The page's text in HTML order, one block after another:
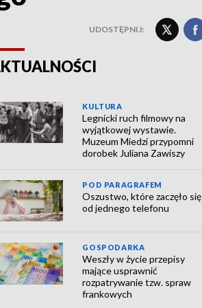
UDOSTĘPNIJ:
KULTURA
Legnicki ruch filmowy na
wyjątkowej wystawie.
Muzeum Miedzi przypomni
dorobek Juliana Zawiszy
POD PARAGRAFEM
Oszustwo, które zaczęło się
od jednego telefonu
GOSPODARKA
Weszły w życie przepisy
mające usprawnić
rozpatrywanie tzw. spraw
frankowych